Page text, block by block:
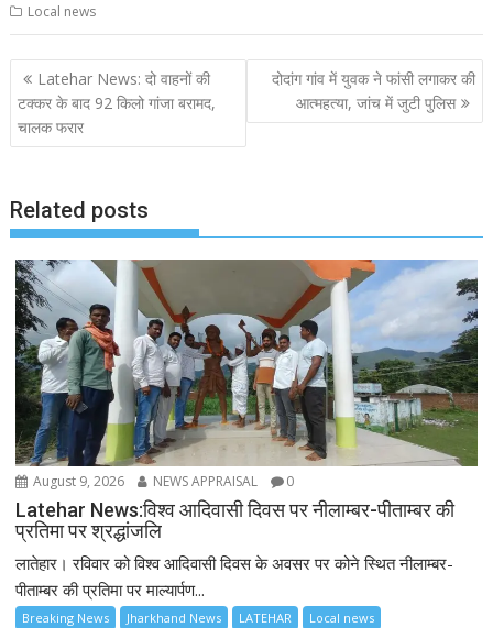
Local news
Post
navigation
Latehar News: दो वाहनों की
टक्कर के बाद 92 किलो गांजा बरामद,
चालक फरार
दोदांग गांव में युवक ने फांसी लगाकर की
आत्महत्या, जांच में जुटी पुलिस
Related posts
August 9, 2026 NEWS APPRAISAL 0
Latehar News:विश्व आदिवासी दिवस पर नीलाम्बर-पीताम्बर की
प्रतिमा पर श्रद्धांजलि
लातेहार। रविवार को विश्व आदिवासी दिवस के अवसर पर कोने स्थित नीलाम्बर-
पीताम्बर की प्रतिमा पर माल्यार्पण...
Breaking News Jharkhand News LATEHAR Local news